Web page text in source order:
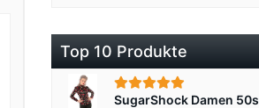
Top 10 Produkte
SugarShock Damen 50s